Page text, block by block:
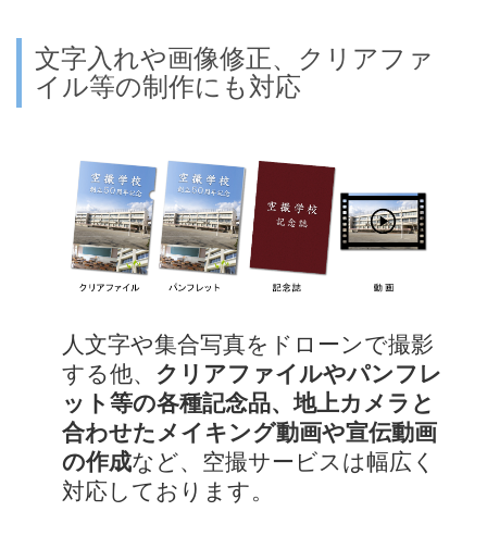
文字入れや画像修正、クリアファ
イル等の制作にも対応
人文字や集合写真をドローンで撮影
する他、 クリアファイルやパンフレ
ット等の各種記念品、地上カメラと
合わせたメイキング動画や宣伝動画
の作成など、空撮サービスは幅広く
対応しております。